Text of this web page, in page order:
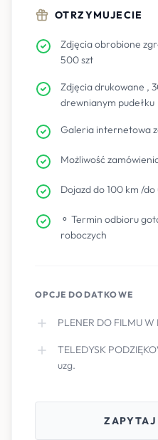
OTRZYMUJECIE
Zdjęcia obrobione
500 szt
Zdjęcia drukowane ,
drewnianym pudełku
Galeria internetowa
Możliwość
Dojazd do 100 km /
⚬ Termin odbioru
roboczych
OPCJE DODATKOWE
PLENER DO FILMU
TELEDYSK
uzg.
ZAPYTAJ